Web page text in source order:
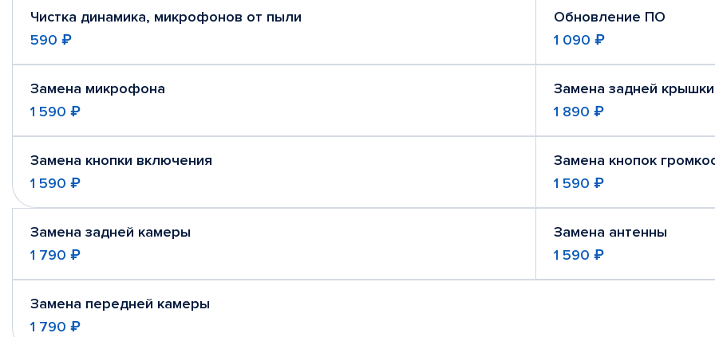
Чистка динамика, микрофонов от пыли
590 ₽
Обновление ПО
1 090 ₽
Замена микрофона
1 590 ₽
Замена задней крышки
1 890 ₽
Замена кнопки включения
1 590 ₽
Замена кнопок
1 590 ₽
Замена задней камеры
1 790 ₽
Замена антенны
1 590 ₽
Замена передней камеры
1 790 ₽